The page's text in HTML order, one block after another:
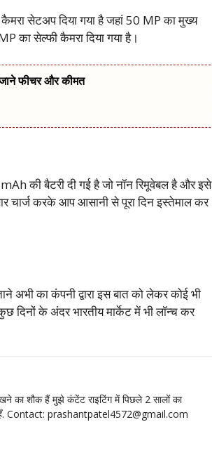
सेटअप दिया गया है जहां 50 MP का मुख्य
का सेल्फी कैमरा दिया गया है।
फीचर और कीमत
की बैटरी दी गई है जो नॉन रिमूवेबल है और इसे
चार्ज करके आप आसानी से पूरा दिन इस्तेमाल कर
अभी का कंपनी द्वारा इस बात को लेकर कोई भी
दिनों के अंदर भारतीय मार्केट में भी लॉन्च कर
का शौक हैं मुझे कंटेंट राइटिंग में पिछले 2 सालों का
Contact: prashantpatel4572@gmail.com